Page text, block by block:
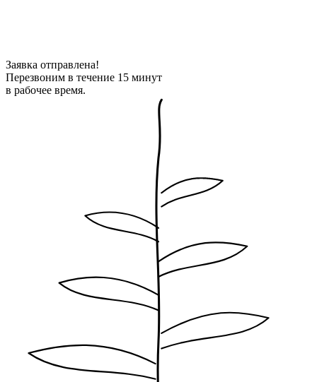
Заявка отправлена!
Перезвоним в течение 15 минут
в рабочее время.